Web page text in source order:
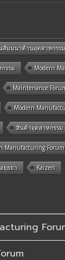
สัมมนาด้านอุตสาหกรรม
รรม Modern
Maintenance
Modern
สินค้าอุตสาหกรรม
Manufacturing
ยุธยา Kaizen